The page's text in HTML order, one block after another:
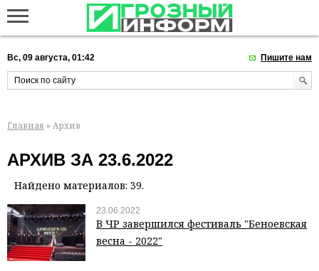
Вс, 09 августа, 01:42 Пишите нам
Главная » Архив
АРХИВ ЗА 23.6.2022
Найдено материалов: 39.
23.06.2022
В ЧР завершился фестиваль "Беноевская
весна - 2022"